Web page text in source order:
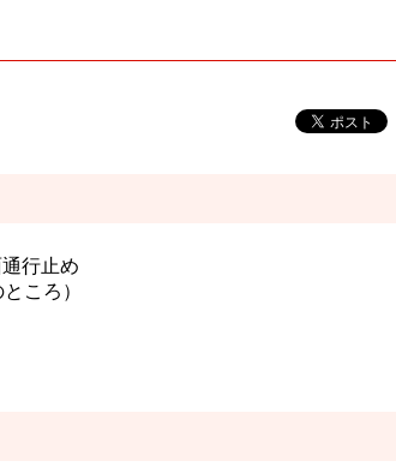
行止め
ころ）